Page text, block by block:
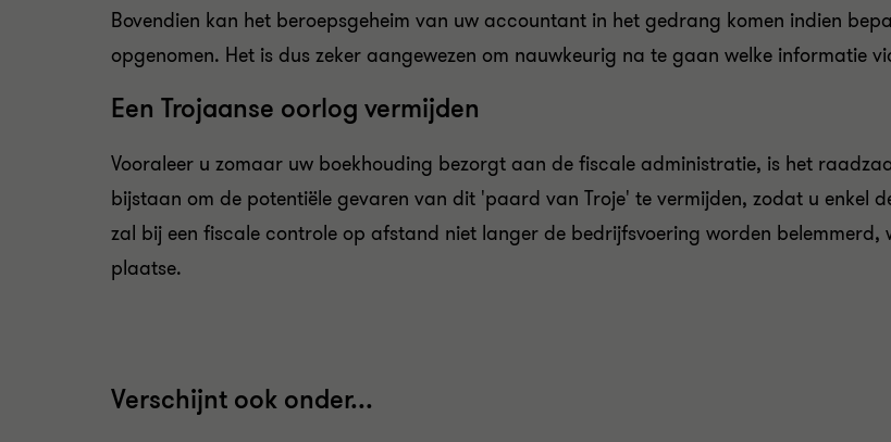
Bovendien kan het beroepsgeheim van uw accountant in het gedrang komen indien
opgenomen. Het is dus zeker aangewezen om nauwkeurig na te gaan welke informatie
Een Trojaanse oorlog vermijden
Vooraleer u zomaar uw boekhouding bezorgt aan de fiscale administratie, is het
bijstaan om de potentiële gevaren van dit 'paard van Troje' te vermijden, zodat u enkel
zal bij een fiscale controle op afstand niet langer de bedrijfsvoering worden belemmerd,
plaatse.
Verschijnt ook onder...